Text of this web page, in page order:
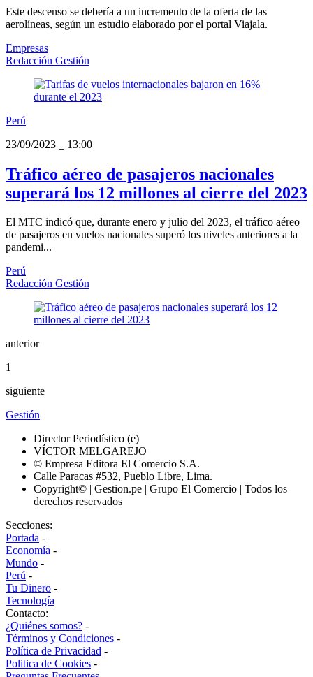
Este descenso se debería a un incremento de la oferta de las
aerolíneas, según un estudio elaborado por el portal Viajala.
Empresas
Redacción Gestión
Perú
23/09/2023
13:00
Tráfico aéreo de pasajeros nacionales
superará los 12 millones al cierre del 2023
El MTC indicó que, durante enero y julio del 2023, el tráfico aéreo
de pasajeros en vuelos nacionales superó los niveles anteriores a la
pandemi...
Perú
Redacción Gestión
anterior
1
siguiente
Gestión
Director Periodístico (e)
VÍCTOR MELGAREJO
© Empresa Editora El Comercio S.A.
Calle Paracas #532, Pueblo Libre, Lima.
Copyright© | Gestion.pe | Grupo El Comercio | Todos los
derechos reservados
Secciones:
Portada -
Economía -
Mundo -
Perú -
Tu Dinero -
Tecnología
Contacto:
¿Quiénes somos? -
Términos y Condiciones -
Política de Privacidad -
Politica de Cookies -